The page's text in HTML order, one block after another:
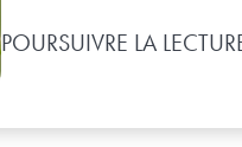
POURSUIVRE LA